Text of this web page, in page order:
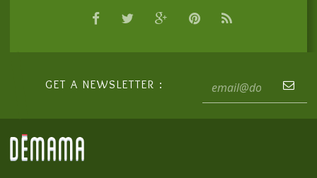
GET A NEWSLETTER :